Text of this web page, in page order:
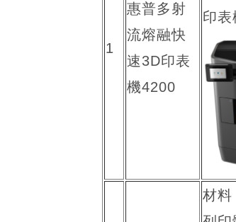
1
惠普多射
流熔融快
速3D印表
機4200
印
材料